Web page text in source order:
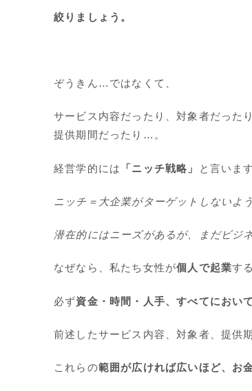
絞りましょう。
ぞうきん…ではなくて、
サービス内容だったり、対象者だったり
提供期間だったり…。
経営学的には 「ニッチ戦略」 と言います
ニッチ＝大企業がターゲットしないよ
潜在的にはニーズがあるが、まだビジ
なぜなら、私たち女性が個人で起業す
必ず資金・時間・人手、すべてにおい
前述したサービス内容、対象者、提供
これらの範囲が広ければ広いほど、お